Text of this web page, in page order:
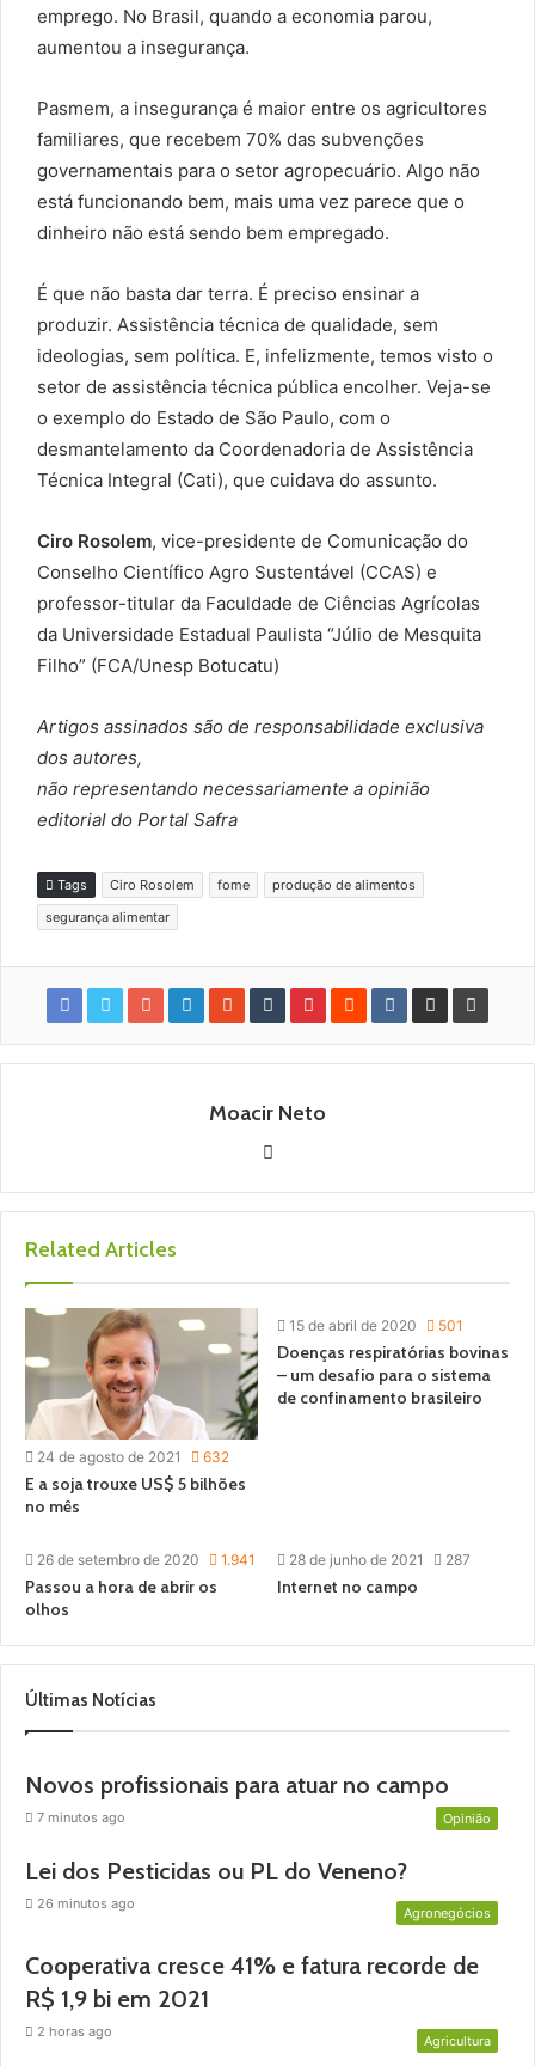
emprego. No Brasil, quando a economia parou,
aumentou a insegurança.
Pasmem, a insegurança é maior entre os agricultores
familiares, que recebem 70% das subvenções
governamentais para o setor agropecuário. Algo não
está funcionando bem, mais uma vez parece que o
dinheiro não está sendo bem empregado.
É que não basta dar terra. É preciso ensinar a
produzir. Assistência técnica de qualidade, sem
ideologias, sem política. E, infelizmente, temos visto o
setor de assistência técnica pública encolher. Veja-se
o exemplo do Estado de São Paulo, com o
desmantelamento da Coordenadoria de Assistência
Técnica Integral (Cati), que cuidava do assunto.
Ciro Rosolem, vice-presidente de Comunicação do
Conselho Científico Agro Sustentável (CCAS) e
professor-titular da Faculdade de Ciências Agrícolas
da Universidade Estadual Paulista “Júlio de Mesquita
Filho” (FCA/Unesp Botucatu)
Artigos assinados são de responsabilidade exclusiva
dos autores,
não representando necessariamente a opinião
editorial do Portal Safra
Tags Ciro Rosolem fome
produção de alimentos
segurança alimentar
Moacir Neto
t
Related Articles
24 de agosto de 2021 632
E a soja trouxe US$ 5 bilhões
no mês
15 de abril de 2020 501
Doenças respiratórias bovinas
– um desafio para o sistema
de confinamento brasileiro
26 de setembro de 2020 1.941
Passou a hora de abrir os
olhos
28 de junho de 2021 287
Internet no campo
Últimas Notícias
Sustentabilidade
Novos profissionais para atuar no campo
7 minutos ago Opinião
Lei dos Pesticidas ou PL do Veneno?
26 minutos ago
Agronegócios
Cooperativa cresce 41% e fatura recorde de
R$ 1,9 bi em 2021
2 horas ago
Agricultura